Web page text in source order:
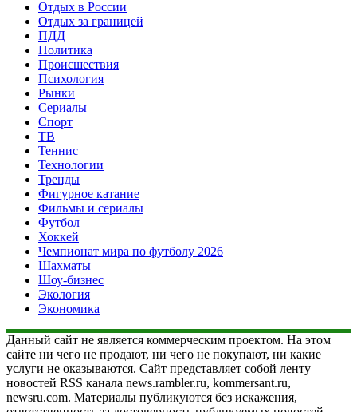
Отдых в России
Отдых за границей
ПДД
Политика
Происшествия
Психология
Рынки
Сериалы
Спорт
ТВ
Теннис
Технологии
Тренды
Фигурное катание
Фильмы и сериалы
Футбол
Хоккей
Чемпионат мира по футболу 2026
Шахматы
Шоу-бизнес
Экология
Экономика
Данный сайт не является коммерческим проектом. На этом
сайте ни чего не продают, ни чего не покупают, ни какие
услуги не оказываются. Сайт представляет собой ленту
новостей RSS канала news.rambler.ru, kommersant.ru,
newsru.com. Материалы публикуются без искажения,